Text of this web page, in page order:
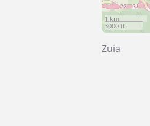
1 km
3000 ft
Zuia